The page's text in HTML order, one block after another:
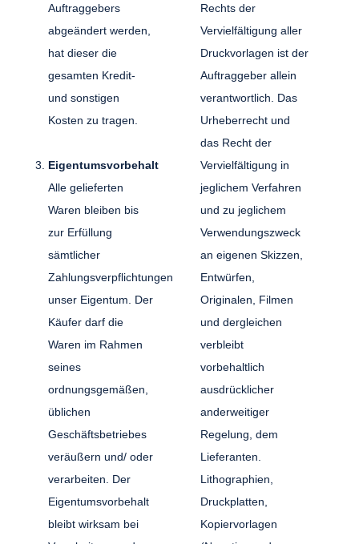
Auftraggebers
abgeändert werden,
hat dieser die
gesamten Kredit-
und sonstigen
Kosten zu tragen.
Eigentumsvorbehalt
Alle gelieferten
Waren bleiben bis
zur Erfüllung
sämtlicher
Zahlungsverpflichtungen
unser Eigentum. Der
Käufer darf die
Waren im Rahmen
seines
ordnungsgemäßen,
üblichen
Geschäftsbetriebes
veräußern und/ oder
verarbeiten. Der
Eigentumsvorbehalt
bleibt wirksam bei
Rechts der
Vervielfältigung aller
Druckvorlagen ist der
Auftraggeber allein
verantwortlich. Das
Urheberrecht und
das Recht der
Vervielfältigung in
jeglichem Verfahren
und zu jeglichem
Verwendungszweck
an eigenen Skizzen,
Entwürfen,
Originalen, Filmen
und dergleichen
verbleibt
vorbehaltlich
ausdrücklicher
anderweitiger
Regelung, dem
Lieferanten.
Lithographien,
Druckplatten,
Kopiervorlagen